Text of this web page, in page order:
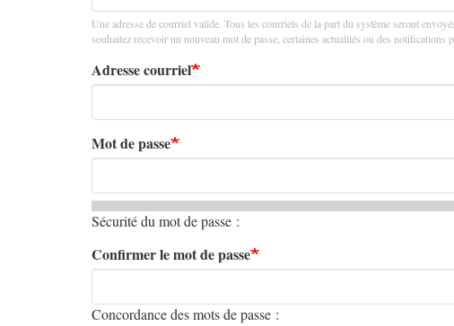
Une adresse de courriel valide. Tous les courriels de la part du système seront
souhaitez recevoir un nouveau mot de passe, certaines actualités ou des notifications
Adresse courriel
Mot de passe
Sécurité du mot de passe :
Confirmer le mot de passe
Concordance des mots de passe :